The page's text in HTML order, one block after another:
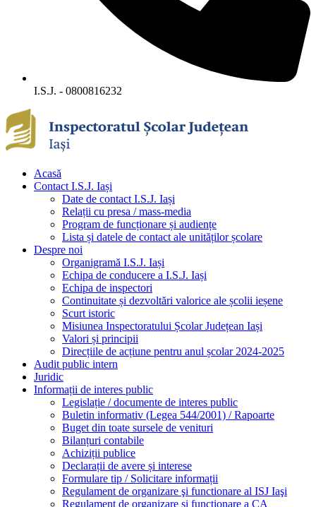
I.S.J. - 0800816232
Acasă
Contact I.S.J. Iași
Date de contact I.S.J. Iași
Relații cu presa / mass-media
Program de funcționare și audiențe
Lista și datele de contact ale unităților școlare
Despre noi
Organigramă I.S.J. Iași
Echipa de conducere a I.S.J. Iași
Echipa de inspectori
Continuitate și dezvoltări valorice ale școlii ieșene
Scurt istoric
Misiunea Inspectoratului Școlar Județean Iași
Valori și principii
Direcțiile de acțiune pentru anul școlar 2024-2025
Audit public intern
Juridic
Informații de interes public
Legislație / documente de interes public
Buletin informativ (Legea 544/2001) / Rapoarte
Buget din toate sursele de venituri
Bilanțuri contabile
Achiziții publice
Declarații de avere și interese
Formulare tip / Solicitare informații
Regulament de organizare şi functionare al ISJ Iaşi
Regulament de organizare şi functionare a CA